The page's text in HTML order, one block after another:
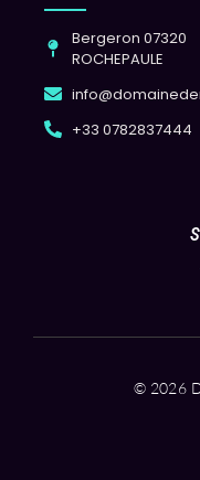
Bergeron 07320
ROCHEPAULE
+33 0782837444
© 2026